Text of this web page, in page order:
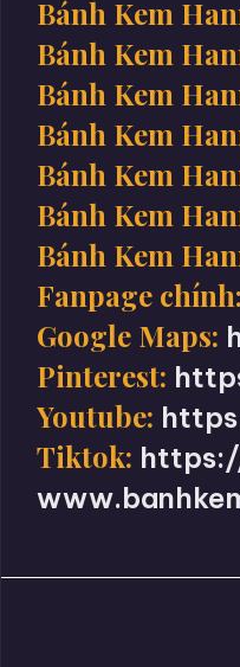
Bánh Kem
Bánh Kem
Bánh Kem
Bánh Kem
Bánh Kem
Bánh Kem
Bánh Kem
Fanpage chính:
Google Maps:
Pinterest:
Youtube:
Tiktok: